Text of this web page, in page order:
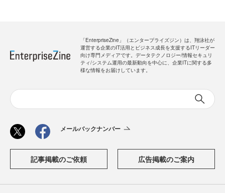
「EnterpriseZine」（エンタープライズジン）は、翔泳社が
運営する企業のIT活用とビジネス成長を支援するITリーダー
向け専門メディアです。データテクノロジー/情報セキュリ
ティ/システム運用の最新動向を中心に、企業ITに関する多
様な情報をお届けしています。
メールバックナンバー
記事掲載のご依頼 広告掲載のご案内